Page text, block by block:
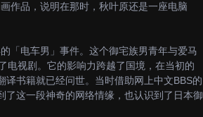
作品，说明在那时，秋叶原还是一座电脑
「电车男」事件。这个御宅族男青年与爱马
电视剧。它的影响力跨越了国境，在当初的
书籍就已经问世。当时借助网上中文BBS的
这一段神奇的网络情缘，也认识到了日本御